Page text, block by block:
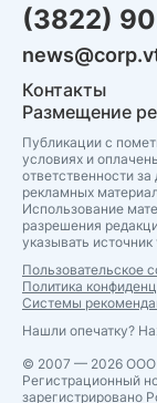
(3822)
Контакты
Размещение
Публикации с
условиях и
ответственности
рекламных
Использование
разрешения
указывать
Пользовательское
Политика
Системы
Нашли опечатку?
© 2007 — 2026 ООО
Регистрационный
зарегистрировано